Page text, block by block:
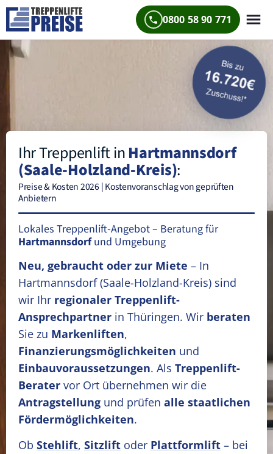
0800 58 90 771
Ihr Treppenlift inHartmannsdorf
(Saale-Holzland-Kreis):
Preise & Kosten 2026 | Kostenvoranschlag von geprüften
Anbietern
Lokales Treppenlift-Angebot – Beratung für
Hartmannsdorfund Umgebung
Neu, gebraucht oder zur Miete – In
Hartmannsdorf(Saale-Holzland-Kreis) sind
wir Ihr regionaler Treppenlift-
Ansprechpartner in Thüringen. Wir beraten
Sie zu Markenliften,
Finanzierungsmöglichkeiten und
Einbauvoraussetzungen. Als Treppenlift-
Berater vor Ort übernehmen wir die
Antragstellung und prüfen alle staatlichen
Fördermöglichkeiten.
Ob Stehlift, Sitzlift oder Plattformlift – bei